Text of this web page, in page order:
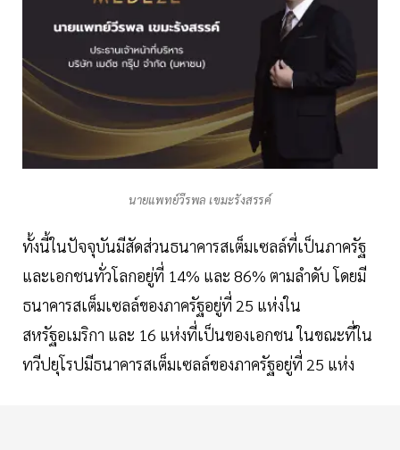
นายแพทย์วีรพล เขมะรังสรรค์
ทั้งนี้ในปัจจุบันมีสัดส่วนธนาคารสเต็มเซลล์ที่เป็นภาครัฐ
และเอกชนทั่วโลกอยู่ที่ 14% และ 86% ตามลำดับ โดยมี
ธนาคารสเต็มเซลล์ของภาครัฐอยู่ที่ 25 แห่งใน
สหรัฐอเมริกา และ 16 แห่งที่เป็นของเอกชน ในขณะที่ใน
ทวีปยุโรปมีธนาคารสเต็มเซลล์ของภาครัฐอยู่ที่ 25 แห่ง